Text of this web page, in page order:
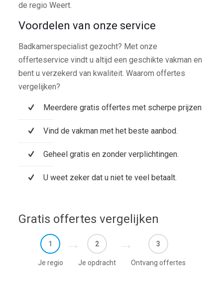
de regio Weert.
Voordelen van onze service
Badkamerspecialist gezocht? Met onze
offerteservice vindt u altijd een geschikte vakman en
bent u verzekerd van kwaliteit. Waarom offertes
vergelijken?
Meerdere gratis offertes met scherpe prijzen
Vind de vakman met het beste aanbod.
Geheel gratis en zonder verplichtingen.
U weet zeker dat u niet te veel betaalt.
Gratis offertes vergelijken
1
Je regio
2
Je opdracht
3
Ontvang offertes